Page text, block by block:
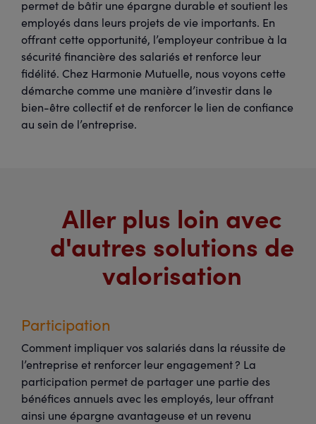
permet de bâtir une épargne durable et soutient les
employés dans leurs projets de vie importants. En
offrant cette opportunité, l’employeur contribue à la
sécurité financière des salariés et renforce leur
fidélité. Chez Harmonie Mutuelle, nous voyons cette
démarche comme une manière d’investir dans le
bien-être collectif et de renforcer le lien de confiance
au sein de l’entreprise.
Aller plus loin avec
d'autres solutions de
valorisation
Participation
Comment impliquer vos salariés dans la réussite de
l’entreprise et renforcer leur engagement ? La
participation permet de partager une partie des
bénéfices annuels avec les employés, leur offrant
ainsi une épargne avantageuse et un revenu